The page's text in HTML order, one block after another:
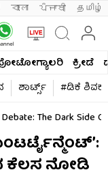
বাংলা ਪੰਜਾਬੀ தமிழ்
ಕ್ರೀಡೆ
ಶಾರ್ಟ್ಸ್​
#ಡಿಕೆ
The Dark Side
ಕೆಲಸ ನೋಡಿ